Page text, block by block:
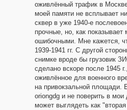
оживлённый трафик в
моей памяти не всплывает
сквер в уже 1940-е
прочные, но, как
ошибочными. Мне кажется,
1939-1941 гг. С другой
снимке вроде бы грузовик
сделано вскоре после 1945
оживлённое для военного
на привокзальной площади.
oriongdg и не поверить в мои
может выглядеть как